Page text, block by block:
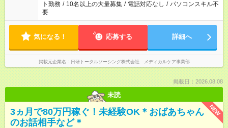
ト勤務 / 10名以上の大量募集 / 電話対応なし / パソコンスキル不
要
気になる！ 応募する 詳細へ
掲載元企業名 日研トータルソーシング株式会社 メディカルケア事業部
掲載日：2026.08.08
未読
NEW
3ヵ月で80万円稼ぐ！未経験OK＊おばあちゃん
のお話相手など＊